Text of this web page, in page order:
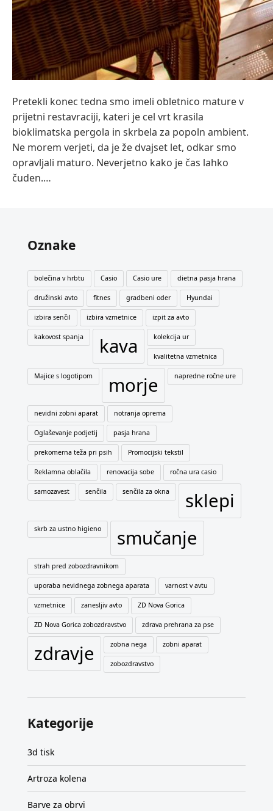
Pretekli konec tedna smo imeli obletnico mature v
prijetni restavraciji, kateri je cel vrt krasila
bioklimatska pergola in skrbela za popoln ambient.
Ne morem verjeti, da je že dvajset let, odkar smo
opravljali maturo. Neverjetno kako je čas lahko
čuden.…
Oznake
bolečina v hrbtu Casio Casio ure dietna pasja hrana
družinski avto fitnes gradbeni oder Hyundai
izbira senčil izbira vzmetnice izpit za avto
kakovost spanja kava kolekcija ur
kvalitetna vzmetnica
Majice s logotipom morje napredne ročne ure
nevidni zobni aparat notranja oprema
Oglaševanje podjetij pasja hrana
prekomerna teža pri psih Promocijski tekstil
Reklamna oblačila renovacija sobe ročna ura casio
samozavest senčila senčila za okna sklepi
skrb za ustno higieno smučanje
strah pred zobozdravnikom
uporaba nevidnega zobnega aparata varnost v avtu
vzmetnice zanesljiv avto ZD Nova Gorica
ZD Nova Gorica zobozdravstvo zdrava prehrana za pse
zdravje zobna nega zobni aparat
zobozdravstvo
Kategorije
3d tisk
Artroza kolena
Barve za obrvi